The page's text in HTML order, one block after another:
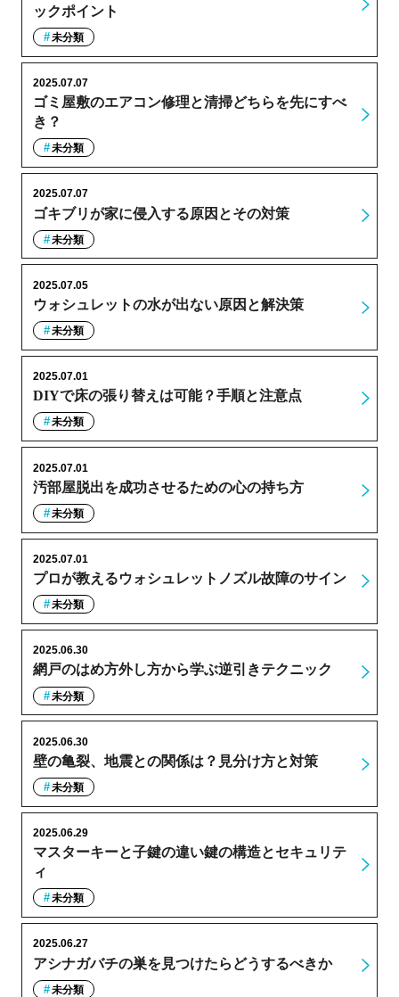
ックポイント
未分類
ゴミ屋敷のエアコン修理と清掃どちらを先にすべ
き？
2025.07.07
未分類
ゴキブリが家に侵入する原因とその対策
2025.07.07
未分類
ウォシュレットの水が出ない原因と解決策
2025.07.05
未分類
DIYで床の張り替えは可能？手順と注意点
2025.07.01
未分類
汚部屋脱出を成功させるための心の持ち方
2025.07.01
未分類
プロが教えるウォシュレットノズル故障のサイン
2025.07.01
未分類
網戸のはめ方外し方から学ぶ逆引きテクニック
2025.06.30
未分類
壁の亀裂、地震との関係は？見分け方と対策
2025.06.30
未分類
マスターキーと子鍵の違い鍵の構造とセキュリテ
ィ
2025.06.29
未分類
アシナガバチの巣を見つけたらどうするべきか
2025.06.27
未分類